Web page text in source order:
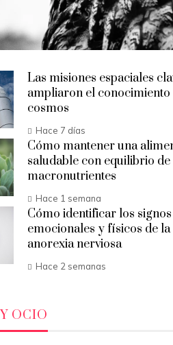
Las misiones espaciales
ampliaron el conocimiento
cosmos
Hace 7 días
Cómo mantener una
saludable con equilibrio de
macronutrientes
Hace 1 semana
Cómo identificar los signos
emocionales y físicos de la
anorexia nerviosa
Hace 2 semanas
OCIO